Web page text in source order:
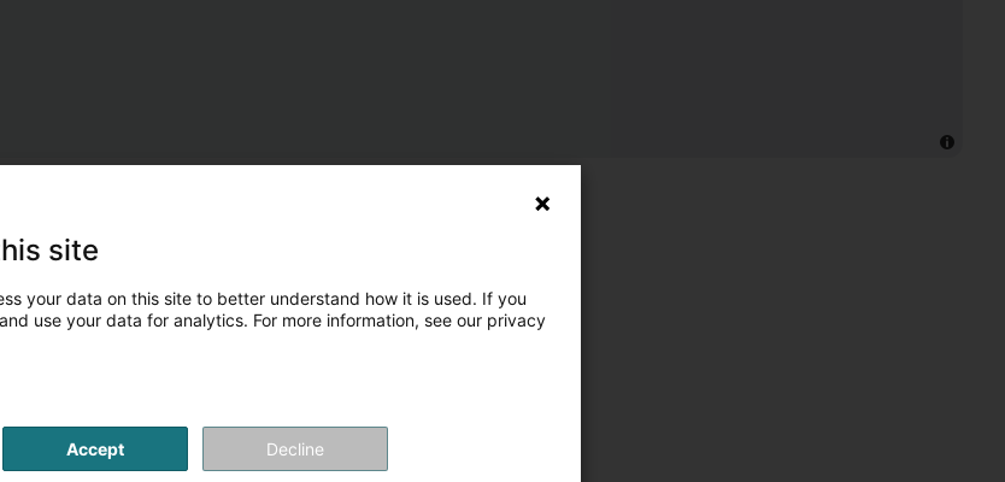
site
your data on this site to better understand how it is used. If you
use your data for analytics. For more information, see our privacy
Accept Decline